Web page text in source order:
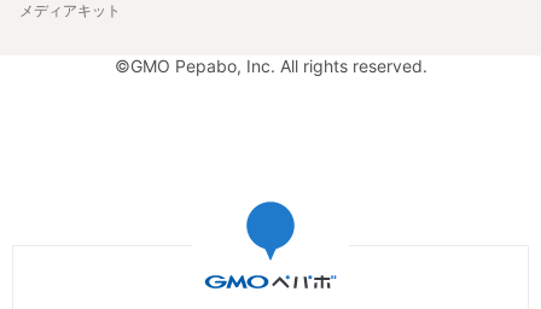
メディアキット
©GMO Pepabo, Inc. All rights reserved.